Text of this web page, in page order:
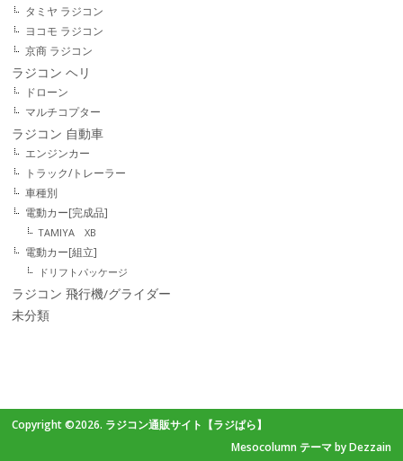
タミヤ ラジコン
ヨコモ ラジコン
京商 ラジコン
ラジコン ヘリ
ドローン
マルチコプター
ラジコン 自動車
エンジンカー
トラック/トレーラー
車種別
電動カー[完成品]
TAMIYA XB
電動カー[組立]
ドリフトパッケージ
ラジコン 飛行機/グライダー
未分類
Copyright ©2026. ラジコン通販サイト【ラジぱら】
Mesocolumn テーマ by Dezzain